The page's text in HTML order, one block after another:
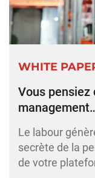
WHITE
Vous pensiez
Le labour
secrète de la
de votre